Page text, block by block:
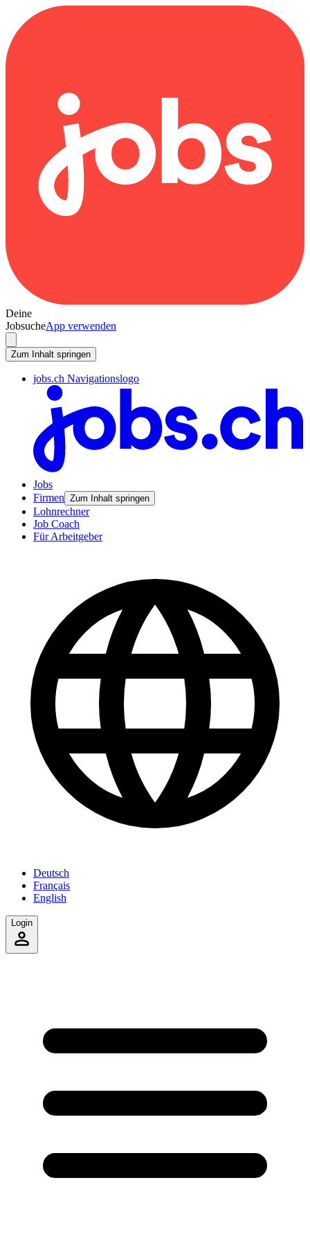
Deine
JobsucheApp verwenden
Zum Inhalt springen
jobs.ch Navigationslogo
Jobs
Firmen Zum Inhalt springen
Lohnrechner
Job Coach
Für Arbeitgeber
Deutsch
Français
English
Login